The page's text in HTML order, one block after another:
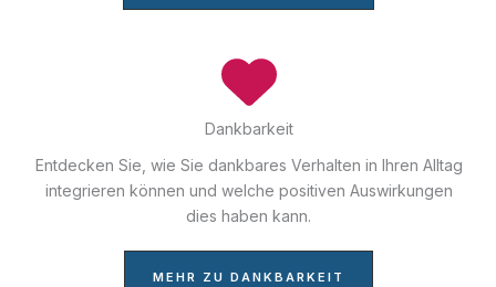
Dankbarkeit
Entdecken Sie, wie Sie dankbares Verhalten in Ihren Alltag
integrieren können und welche positiven Auswirkungen
dies haben kann.
MEHR ZU DANKBARKEIT